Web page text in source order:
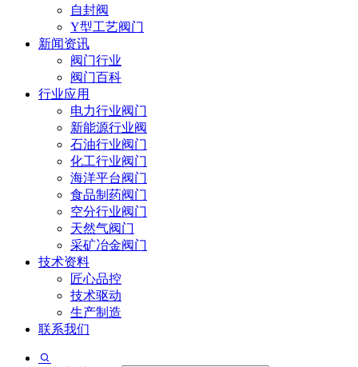
自封阀
Y型工艺阀门
新闻资讯
阀门行业
阀门百科
行业应用
电力行业阀门
新能源行业阀
石油行业阀门
化工行业阀门
海洋平台阀门
食品制药阀门
空分行业阀门
天然气阀门
采矿冶金阀门
技术资料
匠心品控
技术驱动
生产制造
联系我们